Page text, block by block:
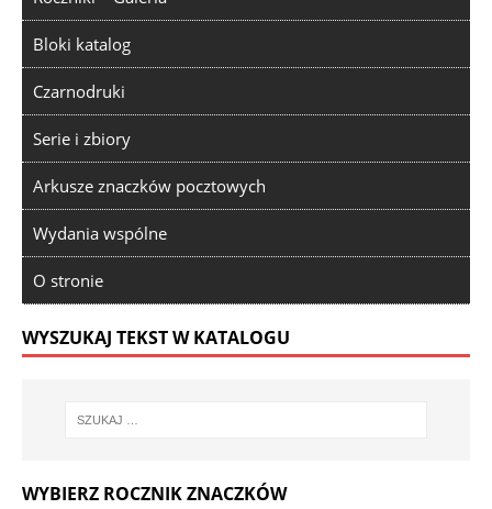
Bloki katalog
Czarnodruki
Serie i zbiory
Arkusze znaczków pocztowych
Wydania wspólne
O stronie
WYSZUKAJ TEKST W KATALOGU
WYBIERZ ROCZNIK ZNACZKÓW